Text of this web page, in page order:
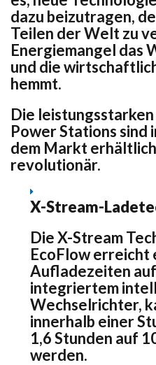
dazu beizutragen,
Teilen der Welt zu
Energiemangel das
und die
hemmt.
Die
Power Stations sind
dem Markt
revolutionär.
X-Stream-
Die X-Stream
EcoFlow erreicht
Aufladezeiten
integriertem
Wechselrichter,
innerhalb einer
1,6 Stunden auf
werden.